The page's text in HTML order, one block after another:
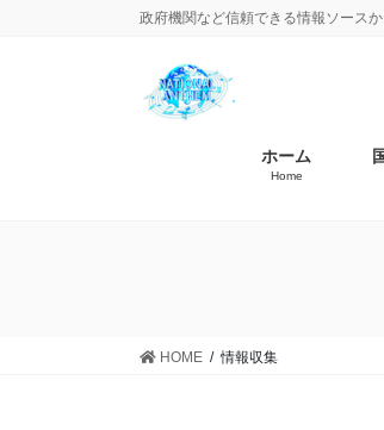
政府機関など信頼できる情報ソース
ホーム
Home
HOME 情報収集